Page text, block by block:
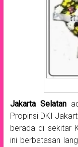
Jakarta Selatan
Propinsi DKI
berada di sekitar
ini berbatasan